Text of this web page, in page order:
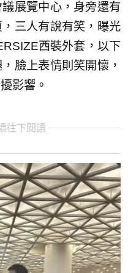
展覽中心，身旁還有
三人有說有笑，曝光
西裝外套，以下
臉上表情則笑開懷，
影響。
往下閱讀